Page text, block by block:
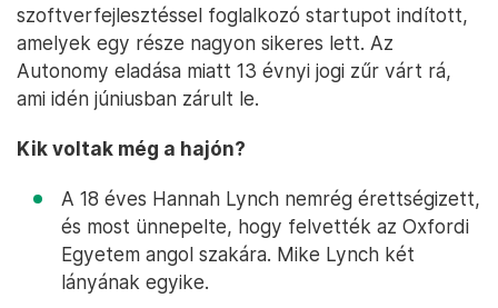
szoftverfejlesztéssel foglalkozó startupot indított,
amelyek egy része nagyon sikeres lett. Az
Autonomy eladása miatt 13 évnyi jogi zűr várt rá,
ami idén júniusban zárult le.
Kik voltak még a hajón?
A 18 éves Hannah Lynch nemrég érettségizett,
és most ünnepelte, hogy felvették az Oxfordi
Egyetem angol szakára. Mike Lynch két
lányának egyike.